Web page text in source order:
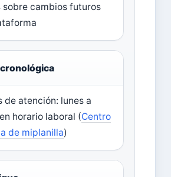
sobre cambios futuros
de atención: lunes a
horario laboral (Centro
de miplanilla)